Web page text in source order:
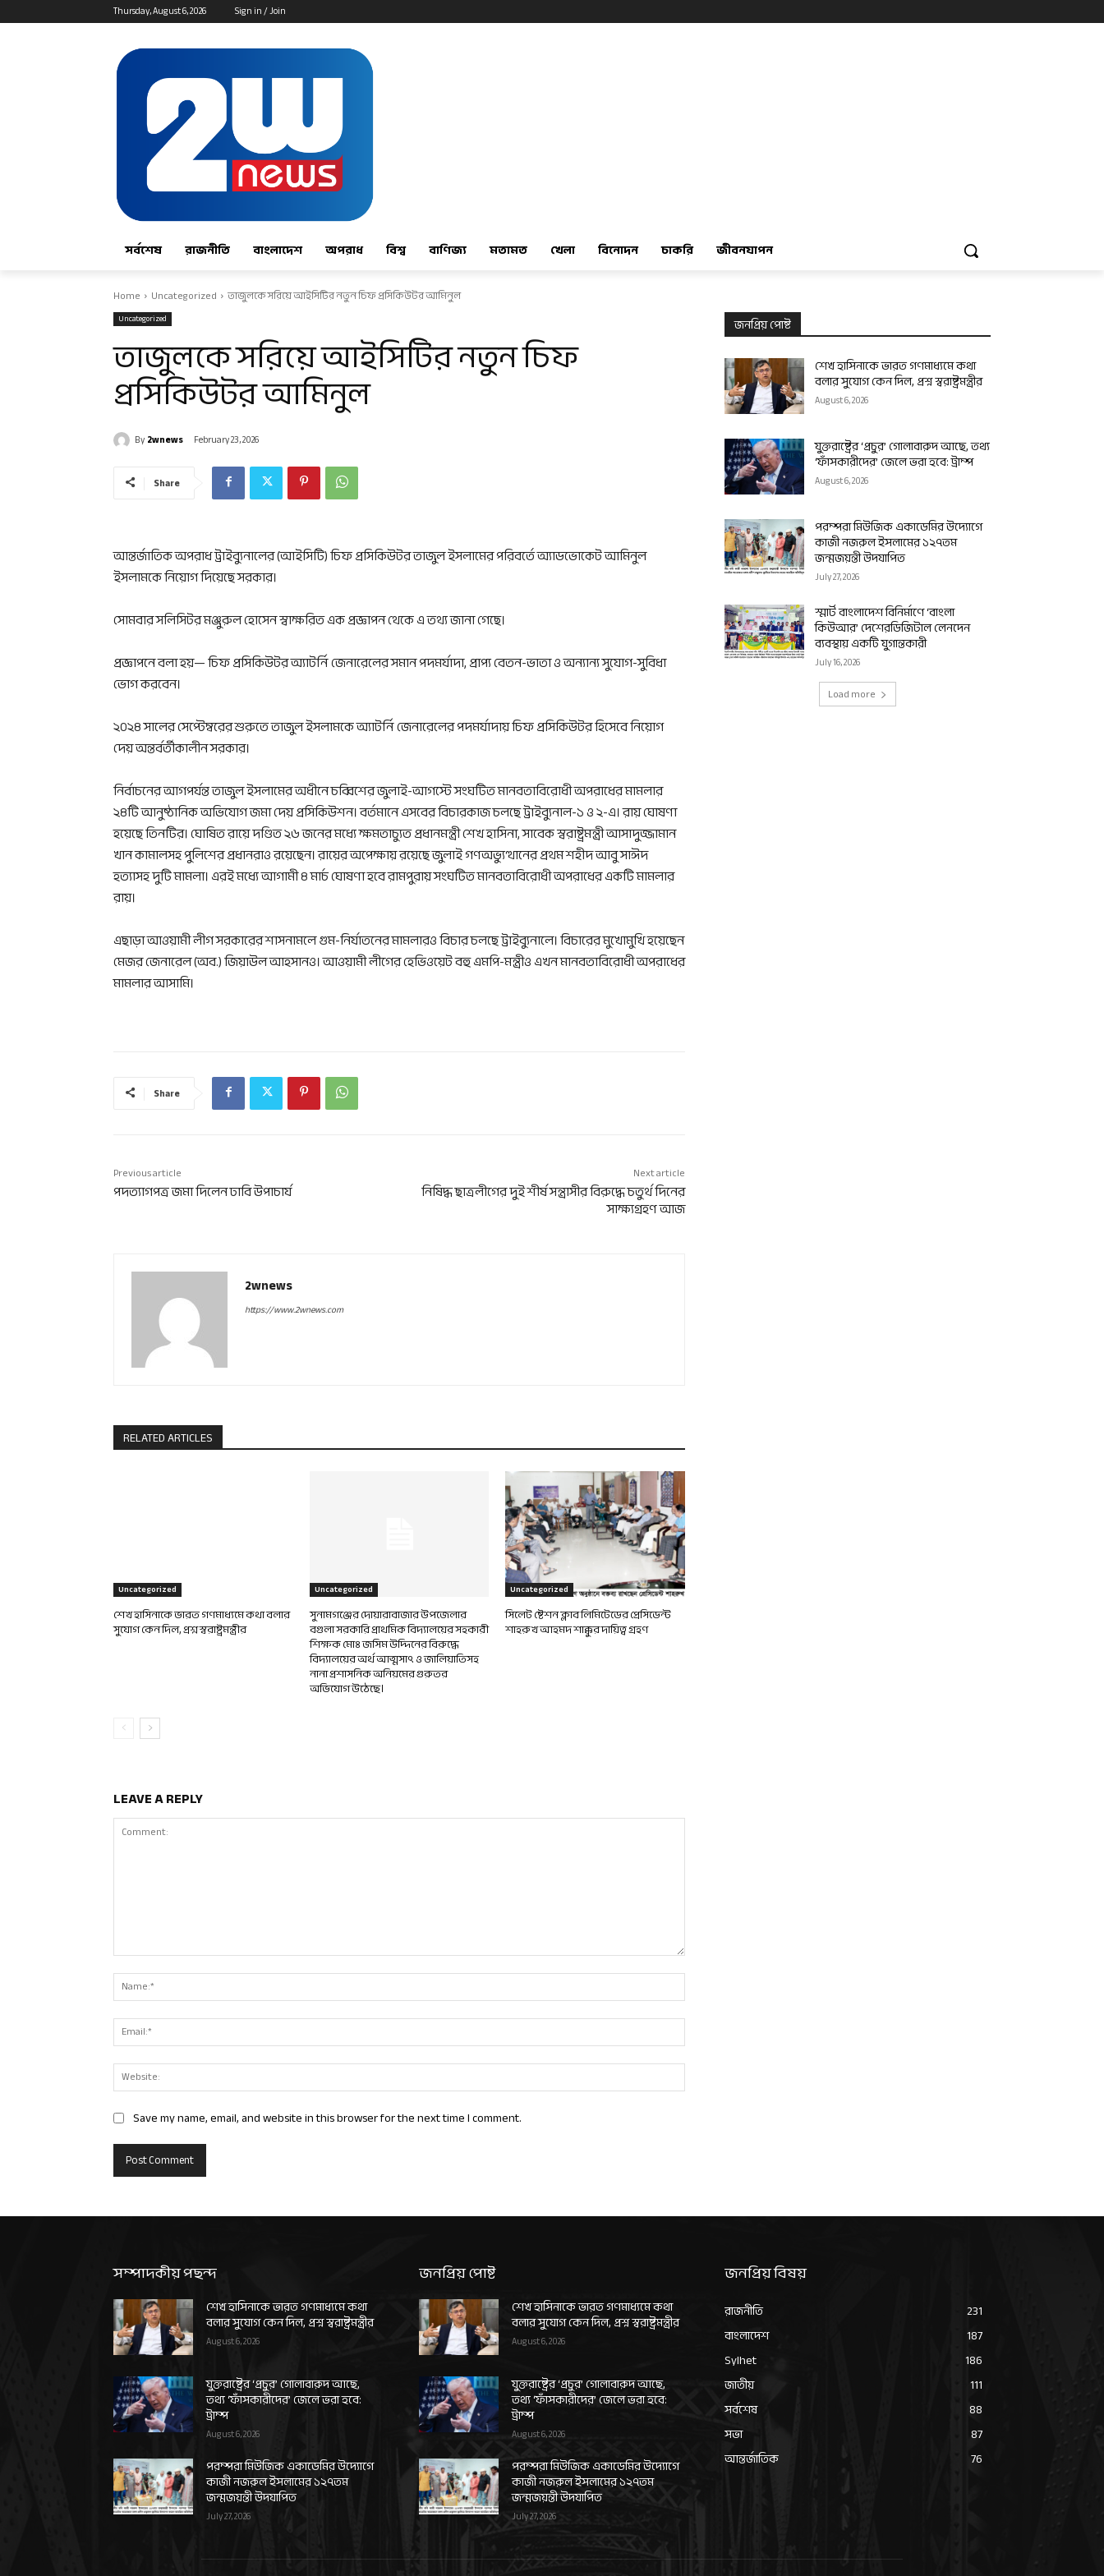
Thursday, August 6, 2026 Sign in / Join
সর্বশেষ রাজনীতি বাংলাদেশ অপরাধ বিশ্ব বাণিজ্য মতামত খেলা বিনোদন চাকরি জীবনযাপন
Home Uncategorized তাজুলকে সরিয়ে আইসিটির নতুন চিফ প্রসিকিউটর আমিনুল
Uncategorized
তাজুলকে সরিয়ে আইসিটির নতুন চিফ
প্রসিকিউটর আমিনুল
By2wnews February 23, 2026
Share
আন্তর্জাতিক অপরাধ ট্রাইব্যুনালের (আইসিটি) চিফ প্রসিকিউটর তাজুল ইসলামের পরিবর্তে অ্যাডভোকেট আমিনুল
ইসলামকে নিয়োগ দিয়েছে সরকার।
সোমবার সলিসিটর মঞ্জুরুল হোসেন স্বাক্ষরিত এক প্রজ্ঞাপন থেকে এ তথ্য জানা গেছে।
প্রজ্ঞাপনে বলা হয়— চিফ প্রসিকিউটর অ্যাটর্নি জেনারেলের সমান পদমর্যাদা, প্রাপ্য বেতন-ভাতা ও অন্যান্য সুযোগ-সুবিধা
ভোগ করবেন।
২০২৪ সালের সেপ্টেম্বরের শুরুতে তাজুল ইসলামকে অ্যাটর্নি জেনারেলের পদমর্যাদায় চিফ প্রসিকিউটর হিসেবে নিয়োগ
দেয় অন্তর্বর্তীকালীন সরকার।
নির্বাচনের আগপর্যন্ত তাজুল ইসলামের অধীনে চব্বিশের জুলাই-আগস্টে সংঘটিত মানবতাবিরোধী অপরাধের মামলার
২৪টি আনুষ্ঠানিক অভিযোগ জমা দেয় প্রসিকিউশন। বর্তমানে এসবের বিচারকাজ চলছে ট্রাইব্যুনাল-১ ও ২-এ। রায় ঘোষণা
হয়েছে তিনটির। ঘোষিত রায়ে দণ্ডিত ২৬ জনের মধ্যে ক্ষমতাচ্যুত প্রধানমন্ত্রী শেখ হাসিনা, সাবেক স্বরাষ্ট্রমন্ত্রী আসাদুজ্জামান
খান কামালসহ পুলিশের প্রধানরাও রয়েছেন। রায়ের অপেক্ষায় রয়েছে জুলাই গণঅভ্যুত্থানের প্রথম শহীদ আবু সাঈদ
হত্যাসহ দুটি মামলা। এরই মধ্যে আগামী ৪ মার্চ ঘোষণা হবে রামপুরায় সংঘটিত মানবতাবিরোধী অপরাধের একটি মামলার
রায়।
এছাড়া আওয়ামী লীগ সরকারের শাসনামলে গুম-নির্যাতনের মামলারও বিচার চলছে ট্রাইব্যুনালে। বিচারের মুখোমুখি হয়েছেন
মেজর জেনারেল (অব.) জিয়াউল আহসানও। আওয়ামী লীগের হেভিওয়েট বহু এমপি-মন্ত্রীও এখন মানবতাবিরোধী অপরাধের
মামলার আসামি।
Share
Previous article
পদত্যাগপত্র জমা দিলেন ঢাবি উপাচার্য
Next article
নিষিদ্ধ ছাত্রলীগের দুই শীর্ষ সন্ত্রাসীর বিরুদ্ধে চতুর্থ দিনের
সাক্ষ্যগ্রহণ আজ
2wnews
https://www.2wnews.com
RELATED ARTICLES
Uncategorized
শেখ হাসিনাকে ভারত গণমাধ্যমে কথা বলার
সুযোগ কেন দিল, প্রশ্ন স্বরাষ্ট্রমন্ত্রীর
Uncategorized
সুনামগঞ্জের দোয়ারাবাজার উপজেলার
বগুলা সরকারি প্রাথমিক বিদ্যালয়ের সহকারী
শিক্ষক মোঃ জসিম উদ্দিনের বিরুদ্ধে
বিদ্যালয়ের অর্থ আত্মসাৎ ও জালিয়াতিসহ
নানা প্রশাসনিক অনিয়মের গুরুতর
অভিযোগ উঠেছে।
Uncategorized
সিলেট ষ্টেশন ক্লাব লিমিটেডের প্রেসিডেন্ট
শাহরুখ আহমদ শাক্কুর দায়িত্ব গ্রহণ
LEAVE A REPLY
Comment:
Name:*
Email:*
Website:
Save my name, email, and website in this browser for the next time I comment.
জনপ্রিয় পোষ্ট
শেখ হাসিনাকে ভারত গণমাধ্যমে কথা
বলার সুযোগ কেন দিল, প্রশ্ন স্বরাষ্ট্রমন্ত্রীর
August 6, 2026
যুক্তরাষ্ট্রের ‘প্রচুর’ গোলাবারুদ আছে, তথ্য
‘ফাঁসকারীদের’ জেলে ভরা হবে: ট্রাম্প
August 6, 2026
পরম্পরা মিউজিক একাডেমির উদ্যোগে
কাজী নজরুল ইসলামের ১২৭তম
জন্মজয়ন্তী উদযাপিত
July 27, 2026
স্মার্ট বাংলাদেশ বিনির্মাণে ‘বাংলা
কিউআর’ দেশেরডিজিটাল লেনদেন
ব্যবস্থায় একটি যুগান্তকারী
July 16, 2026
Load more
সম্পাদকীয় পছন্দ
শেখ হাসিনাকে ভারত গণমাধ্যমে কথা
বলার সুযোগ কেন দিল, প্রশ্ন স্বরাষ্ট্রমন্ত্রীর
August 6, 2026
যুক্তরাষ্ট্রের ‘প্রচুর’ গোলাবারুদ আছে,
তথ্য ‘ফাঁসকারীদের’ জেলে ভরা হবে:
ট্রাম্প
August 6, 2026
পরম্পরা মিউজিক একাডেমির উদ্যোগে
কাজী নজরুল ইসলামের ১২৭তম
জন্মজয়ন্তী উদযাপিত
July 27, 2026
জনপ্রিয় পোষ্ট
শেখ হাসিনাকে ভারত গণমাধ্যমে কথা
বলার সুযোগ কেন দিল, প্রশ্ন স্বরাষ্ট্রমন্ত্রীর
August 6, 2026
যুক্তরাষ্ট্রের ‘প্রচুর’ গোলাবারুদ আছে,
তথ্য ‘ফাঁসকারীদের’ জেলে ভরা হবে:
ট্রাম্প
August 6, 2026
পরম্পরা মিউজিক একাডেমির উদ্যোগে
কাজী নজরুল ইসলামের ১২৭তম
জন্মজয়ন্তী উদযাপিত
July 27, 2026
জনপ্রিয় বিষয়
রাজনীতি
231
বাংলাদেশ
187
Sylhet
186
জাতীয়
111
সর্বশেষ
88
সভা
87
আন্তর্জাতিক
76